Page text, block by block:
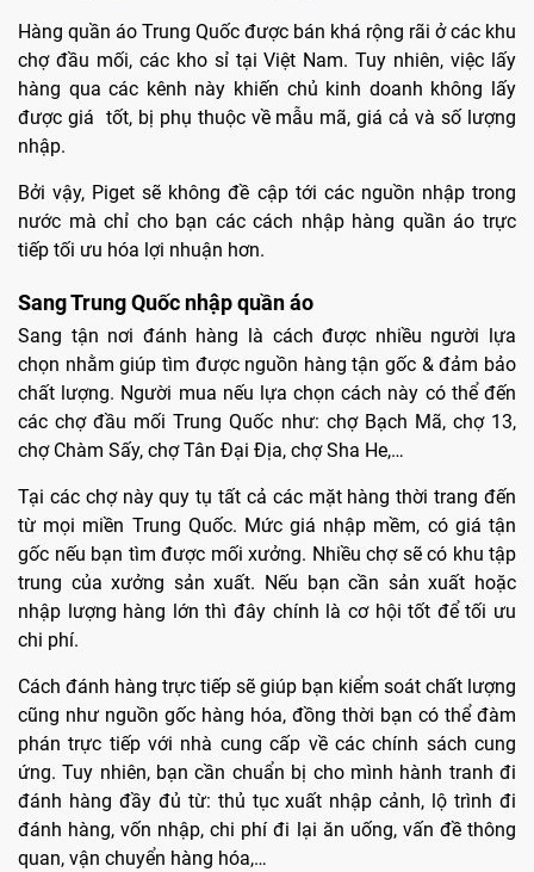
Hàng quần áo Trung Quốc được bán khá rộng rãi ở các khu
chợ đầu mối, các kho sỉ tại Việt Nam. Tuy nhiên, việc lấy
hàng qua các kênh này khiến chủ kinh doanh không lấy
được giá tốt, bị phụ thuộc về mẫu mã, giá cả và số lượng
nhập.
Bởi vậy, Piget sẽ không đề cập tới các nguồn nhập trong
nước mà chỉ cho bạn các cách nhập hàng quần áo trực
tiếp tối ưu hóa lợi nhuận hơn.
Sang Trung Quốc nhập quần áo
Sang tận nơi đánh hàng là cách được nhiều người lựa
chọn nhằm giúp tìm được nguồn hàng tận gốc & đảm bảo
chất lượng. Người mua nếu lựa chọn cách này có thể đến
các chợ đầu mối Trung Quốc như: chợ Bạch Mã, chợ 13,
chợ Chàm Sấy, chợ Tân Đại Địa, chợ Sha He,…
Tại các chợ này quy tụ tất cả các mặt hàng thời trang đến
từ mọi miền Trung Quốc. Mức giá nhập mềm, có giá tận
gốc nếu bạn tìm được mối xưởng. Nhiều chợ sẽ có khu tập
trung của xưởng sản xuất. Nếu bạn cần sản xuất hoặc
nhập lượng hàng lớn thì đây chính là cơ hội tốt để tối ưu
chi phí.
Cách đánh hàng trực tiếp sẽ giúp bạn kiểm soát chất lượng
cũng như nguồn gốc hàng hóa, đồng thời bạn có thể đàm
phán trực tiếp với nhà cung cấp về các chính sách cung
ứng. Tuy nhiên, bạn cần chuẩn bị cho mình hành tranh đi
đánh hàng đầy đủ từ: thủ tục xuất nhập cảnh, lộ trình đi
đánh hàng, vốn nhập, chi phí đi lại ăn uống, vấn đề thông
quan, vận chuyển hàng hóa,…